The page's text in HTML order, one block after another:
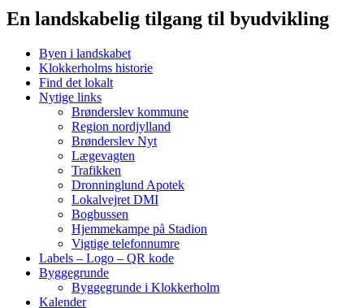
En landskabelig tilgang til byudvikling
Byen i landskabet
Klokkerholms historie
Find det lokalt
Nytige links
Brønderslev kommune
Region nordjylland
Brønderslev Nyt
Lægevagten
Trafikken
Dronninglund Apotek
Lokalvejret DMI
Bogbussen
Hjemmekampe på Stadion
Vigtige telefonnumre
Labels – Logo – QR kode
Byggegrunde
Byggegrunde i Klokkerholm
Kalender